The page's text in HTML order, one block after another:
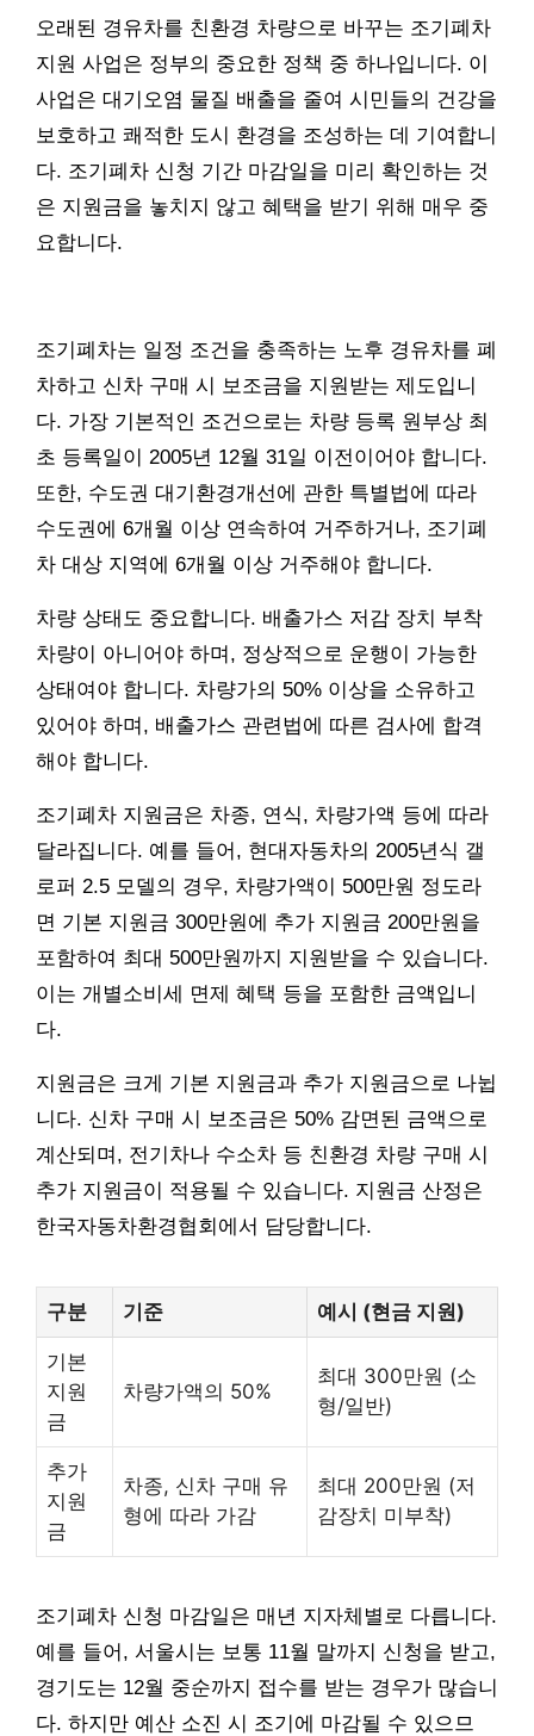
오래된 경유차를 친환경 차량으로 바꾸는 조기폐차
지원 사업은 정부의 중요한 정책 중 하나입니다. 이
사업은 대기오염 물질 배출을 줄여 시민들의 건강을
보호하고 쾌적한 도시 환경을 조성하는 데 기여합니
다. 조기폐차 신청 기간 마감일을 미리 확인하는 것
은 지원금을 놓치지 않고 혜택을 받기 위해 매우 중
요합니다.
조기폐차는 일정 조건을 충족하는 노후 경유차를 폐
차하고 신차 구매 시 보조금을 지원받는 제도입니
다. 가장 기본적인 조건으로는 차량 등록 원부상 최
초 등록일이 2005년 12월 31일 이전이어야 합니다.
또한, 수도권 대기환경개선에 관한 특별법에 따라
수도권에 6개월 이상 연속하여 거주하거나, 조기폐
차 대상 지역에 6개월 이상 거주해야 합니다.
차량 상태도 중요합니다. 배출가스 저감 장치 부착
차량이 아니어야 하며, 정상적으로 운행이 가능한
상태여야 합니다. 차량가의 50% 이상을 소유하고
있어야 하며, 배출가스 관련법에 따른 검사에 합격
해야 합니다.
조기폐차 지원금은 차종, 연식, 차량가액 등에 따라
달라집니다. 예를 들어, 현대자동차의 2005년식 갤
로퍼 2.5 모델의 경우, 차량가액이 500만원 정도라
면 기본 지원금 300만원에 추가 지원금 200만원을
포함하여 최대 500만원까지 지원받을 수 있습니다.
이는 개별소비세 면제 혜택 등을 포함한 금액입니
다.
지원금은 크게 기본 지원금과 추가 지원금으로 나뉩
니다. 신차 구매 시 보조금은 50% 감면된 금액으로
계산되며, 전기차나 수소차 등 친환경 차량 구매 시
추가 지원금이 적용될 수 있습니다. 지원금 산정은
한국자동차환경협회에서 담당합니다.
구분 기준 예시 (현금 지원)
기본
지원
금
차량가액의 50%
최대 300만원 (소
형/일반)
추가
지원
금
차종, 신차 구매 유
형에 따라 가감
최대 200만원 (저
감장치 미부착)
조기폐차 신청 마감일은 매년 지자체별로 다릅니다.
예를 들어, 서울시는 보통 11월 말까지 신청을 받고,
경기도는 12월 중순까지 접수를 받는 경우가 많습니
다. 하지만 예산 소진 시 조기에 마감될 수 있으므